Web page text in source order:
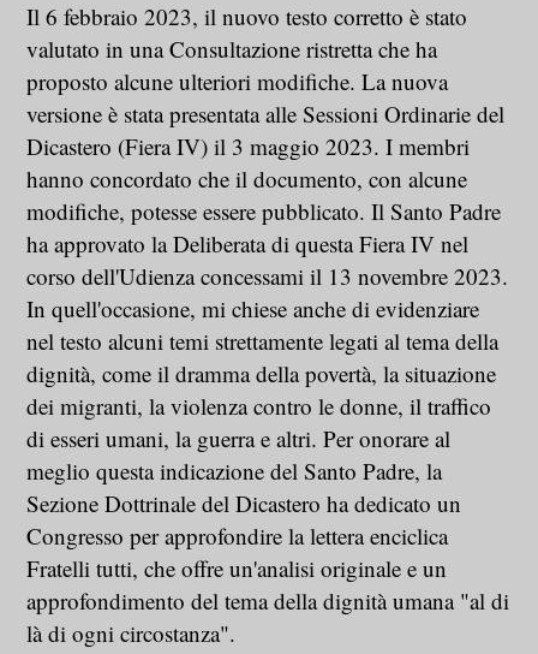
Il 6 febbraio 2023, il nuovo testo corretto è stato
valutato in una Consultazione ristretta che ha
proposto alcune ulteriori modifiche. La nuova
versione è stata presentata alle Sessioni Ordinarie del
Dicastero (Fiera IV) il 3 maggio 2023. I membri
hanno concordato che il documento, con alcune
modifiche, potesse essere pubblicato. Il Santo Padre
ha approvato la Deliberata di questa Fiera IV nel
corso dell'Udienza concessami il 13 novembre 2023.
In quell'occasione, mi chiese anche di evidenziare
nel testo alcuni temi strettamente legati al tema della
dignità, come il dramma della povertà, la situazione
dei migranti, la violenza contro le donne, il traffico
di esseri umani, la guerra e altri. Per onorare al
meglio questa indicazione del Santo Padre, la
Sezione Dottrinale del Dicastero ha dedicato un
Congresso per approfondire la lettera enciclica
Fratelli tutti, che offre un'analisi originale e un
approfondimento del tema della dignità umana "al di
là di ogni circostanza".